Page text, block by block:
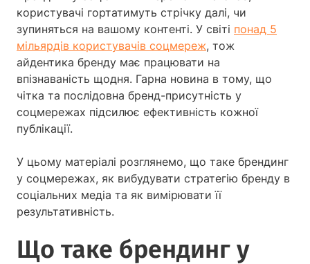
користувачі гортатимуть стрічку далі, чи
зупиняться на вашому контенті. У світі понад 5
мільярдів користувачів соцмереж, тож
айдентика бренду має працювати на
впізнаваність щодня. Гарна новина в тому, що
чітка та послідовна бренд-присутність у
соцмережах підсилює ефективність кожної
публікації.
У цьому матеріалі розглянемо, що таке брендинг
у соцмережах, як вибудувати стратегію бренду в
соціальних медіа та як вимірювати її
результативність.
Що таке брендинг у